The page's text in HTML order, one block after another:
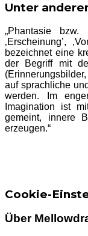
Unter
„Phantasie
‚Erscheinung’,
bezeichnet eine
der Begriff mit
auf sprachliche
werden. Im
Imagination ist
gemeint, innere
erzeugen.“
Cookie-
Über